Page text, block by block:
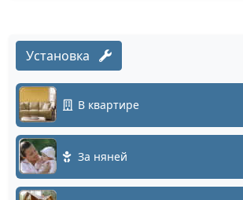
Установка
В квартире
За няней